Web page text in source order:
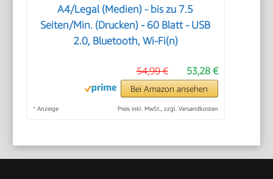
A4/Legal (Medien) - bis zu 7.5
Seiten/Min. (Drucken) - 60 Blatt - USB
2.0, Bluetooth, Wi-Fi(n)
53,28 €
54,99 €
Bei Amazon ansehen
* Anzeige Preis inkl. MwSt., zzgl. Versandkosten